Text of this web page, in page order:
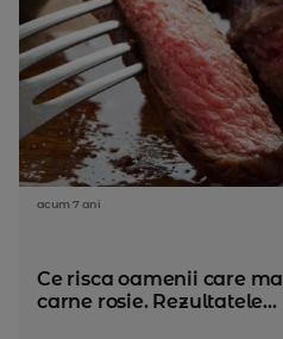
acum 7 ani
Ce risca oamenii care
carne rosie. Rezultatele...